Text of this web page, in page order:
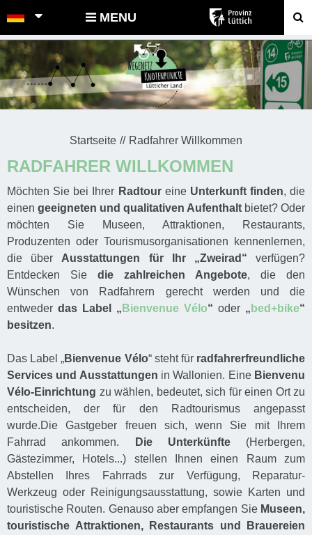
POINTS-NOEUDS MENU
Startseite Radfahrer Willkommen
RADFAHRER WILLKOMMEN
Möchten Sie bei Ihrer Radtoureine Unterkunft finden, die
einen geeigneten und qualitativen Aufenthalt bietet? Oder
möchten Sie Museen, Attraktionen, Restaurants,
Produzenten oder Tourismusorganisationen kennenlernen,
die über Ausstattungen für Ihr „Zweirad“ verfügen?
Entdecken Sie die zahlreichen Angebote, die den
Wünschen von Radfahrern gerecht werden und die
entweder das Label „ Bienvenue Vélo“ oder „ bed+bike“
besitzen.
Das Label „Bienvenue Vélo“ steht für radfahrerfreundliche
Services und Ausstattungen in Wallonien. Eine Bienvenu
Vélo-Einrichtung zu wählen, bedeutet, sich für einen Ort zu
entscheiden, der für den Radtourismus angepasst
wurde.Die Gastgeber freuen sich, wenn Sie mit Ihrem
Fahrrad ankommen.
Die Unterkünfte(Herbergen,
Gästezimmer, Hotels...) stellen Ihnen einen Raum zum
Abstellen Ihres Fahrrads zur Verfügung, Reparatur-
Werkzeug oder Reinigungsausstattung, sowie Karten und
touristische Routen. Genauso aber empfangen Sie Museen,
touristische Attraktionen, Restaurants und Brauereien